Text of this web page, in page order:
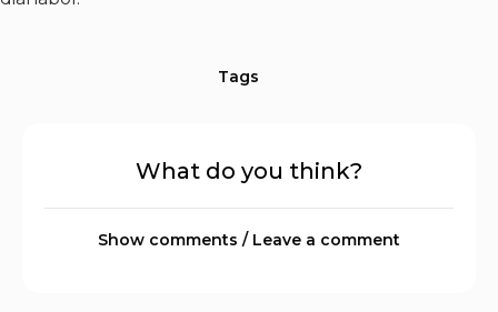
Tags
What do you think?
Show comments / Leave a comment